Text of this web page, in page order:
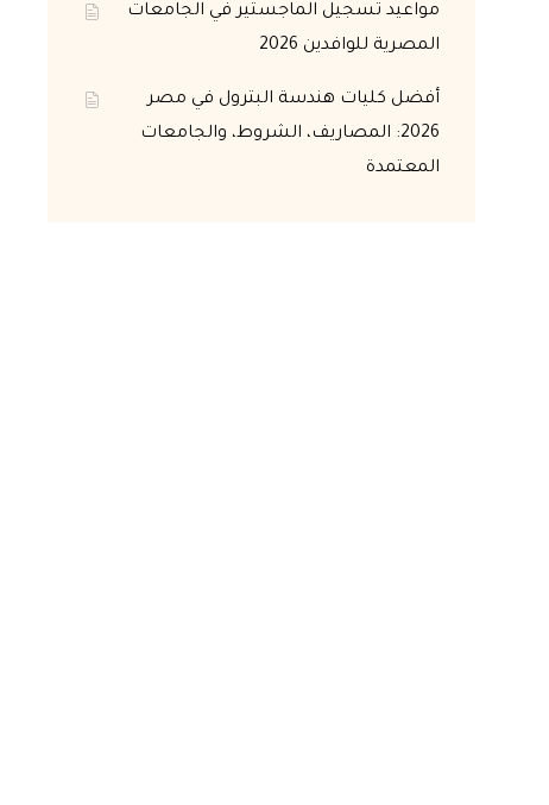
مواعيد تسجيل الماجستير في الجامعات
المصرية للوافدين 2026
أفضل كليات هندسة البترول في مصر
2026: المصاريف، الشروط، والجامعات
المعتمدة